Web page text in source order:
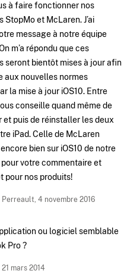
à faire fonctionner nos
StopMo et McLaren. J’ai
message à notre équipe
m’a répondu que ces
seront bientôt mises à jour afin
aux nouvelles normes
la mise à jour iOS10. Entre
conseille quand même de
et puis de réinstaller les deux
iPad. Celle de McLaren
bien sur iOS10 de notre
votre commentaire et
pour nos produits!
4 novembre 2016
ou logiciel semblable
Pro ?
21 mars 2014